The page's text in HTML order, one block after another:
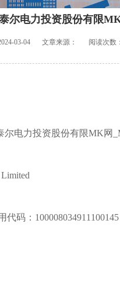
尔电力投资股份有限
03-04 文章来源： 阅读次数：
电力投资股份有限MK网
码：100008034911100145